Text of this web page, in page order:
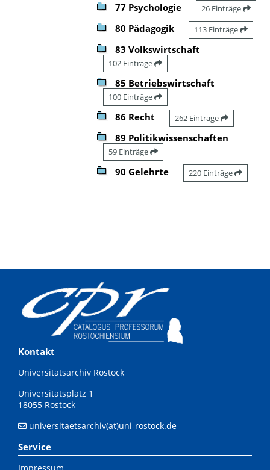
77 Psychologie 26 Einträge
80 Pädagogik 113 Einträge
83 Volkswirtschaft
102 Einträge
85 Betriebswirtschaft
100 Einträge
86 Recht 262 Einträge
89 Politikwissenschaften
59 Einträge
90 Gelehrte 220 Einträge
Kontakt
Universitätsarchiv Rostock
Universitätsplatz 1
18055 Rostock
universitaetsarchiv(at)uni-rostock.de
Service